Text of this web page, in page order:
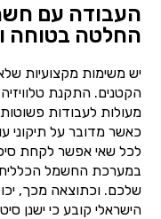
העבודה עם
החלטה בטוחה
יש משימות מקצועיות
הקטנים. התקנת
מעולות לעבודות
כאשר מדובר על תיקוני
לכל שאי אפשר לקחת
במערכת החשמל
שלכם. וכתוצאה מכך,
הישראלי קובע כי ישנן